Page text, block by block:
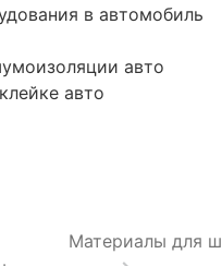
в автомобиль
авто
авто
Материалы для